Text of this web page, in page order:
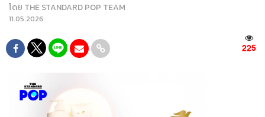
โดย THE STANDARD POP TEAM
11.05.2026
225